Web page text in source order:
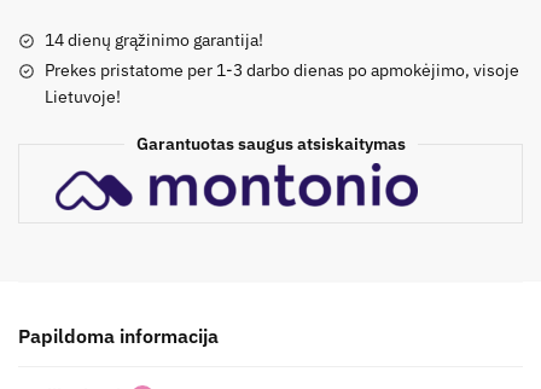
kedai14 dienų grąžinimo garantija!
Prekes pristatome per 1-3 darbo dienas po apmokėjimo, visoje
Lietuvoje!
Garantuotas saugus atsiskaitymas
Papildoma informacija